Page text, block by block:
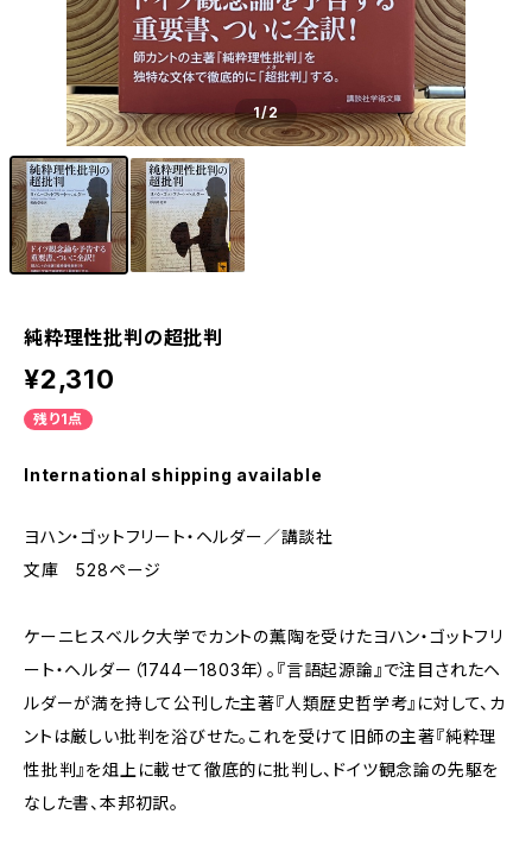
1/2
純粋理性批判の超批判
¥2,310
残り1点
International shipping available
ヨハン・ゴットフリート・ヘルダー／講談社
文庫 528ページ
ケーニヒスベルク大学でカントの薫陶を受けたヨハン・ゴットフリ
ート・ヘルダー（1744ー1803年）。『言語起源論』で注目されたヘ
ルダーが満を持して公刊した主著『人類歴史哲学考』に対して、カ
ントは厳しい批判を浴びせた。これを受けて旧師の主著『純粋理
性批判』を俎上に載せて徹底的に批判し、ドイツ観念論の先駆を
なした書、本邦初訳。